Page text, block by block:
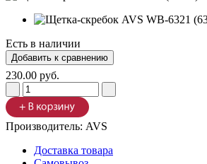
Есть в наличии
230.00 руб.
Производитель: AVS
Доставка товара